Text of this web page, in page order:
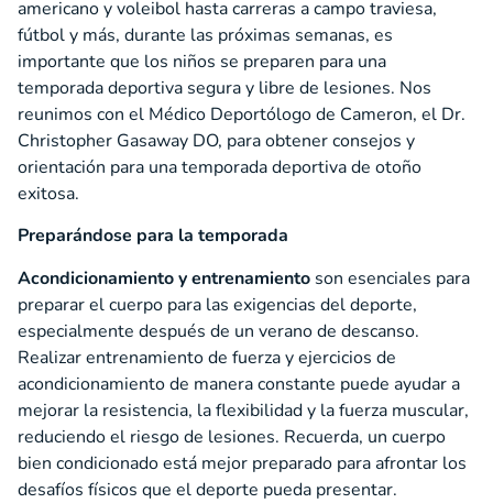
americano y voleibol hasta carreras a campo traviesa,
fútbol y más, durante las próximas semanas, es
importante que los niños se preparen para una
temporada deportiva segura y libre de lesiones. Nos
reunimos con el Médico Deportólogo de Cameron, el Dr.
Christopher Gasaway DO, para obtener consejos y
orientación para una temporada deportiva de otoño
exitosa.
Preparándose para la temporada
Acondicionamiento y entrenamiento son esenciales para
preparar el cuerpo para las exigencias del deporte,
especialmente después de un verano de descanso.
Realizar entrenamiento de fuerza y ejercicios de
acondicionamiento de manera constante puede ayudar a
mejorar la resistencia, la flexibilidad y la fuerza muscular,
reduciendo el riesgo de lesiones. Recuerda, un cuerpo
bien condicionado está mejor preparado para afrontar los
desafíos físicos que el deporte pueda presentar.